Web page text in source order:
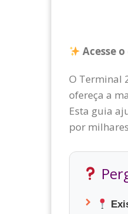
Acesse
O Terminal
ofereça a
Esta guia
por